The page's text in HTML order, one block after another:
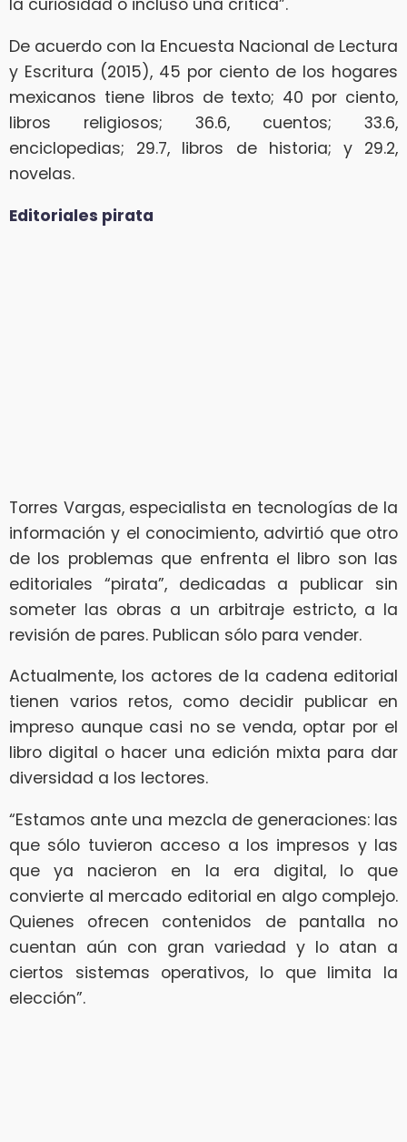
la curiosidad o incluso una crítica”.
De acuerdo con la Encuesta Nacional de Lectura
y Escritura (2015), 45 por ciento de los hogares
mexicanos tiene libros de texto; 40 por ciento,
libros religiosos; 36.6, cuentos; 33.6,
enciclopedias; 29.7, libros de historia; y 29.2,
novelas.
Editoriales pirata
Torres Vargas, especialista en tecnologías de la
información y el conocimiento, advirtió que otro
de los problemas que enfrenta el libro son las
editoriales “pirata”, dedicadas a publicar sin
someter las obras a un arbitraje estricto, a la
revisión de pares. Publican sólo para vender.
Actualmente, los actores de la cadena editorial
tienen varios retos, como decidir publicar en
impreso aunque casi no se venda, optar por el
libro digital o hacer una edición mixta para dar
diversidad a los lectores.
“Estamos ante una mezcla de generaciones: las
que sólo tuvieron acceso a los impresos y las
que ya nacieron en la era digital, lo que
convierte al mercado editorial en algo complejo.
Quienes ofrecen contenidos de pantalla no
cuentan aún con gran variedad y lo atan a
ciertos sistemas operativos, lo que limita la
elección”.